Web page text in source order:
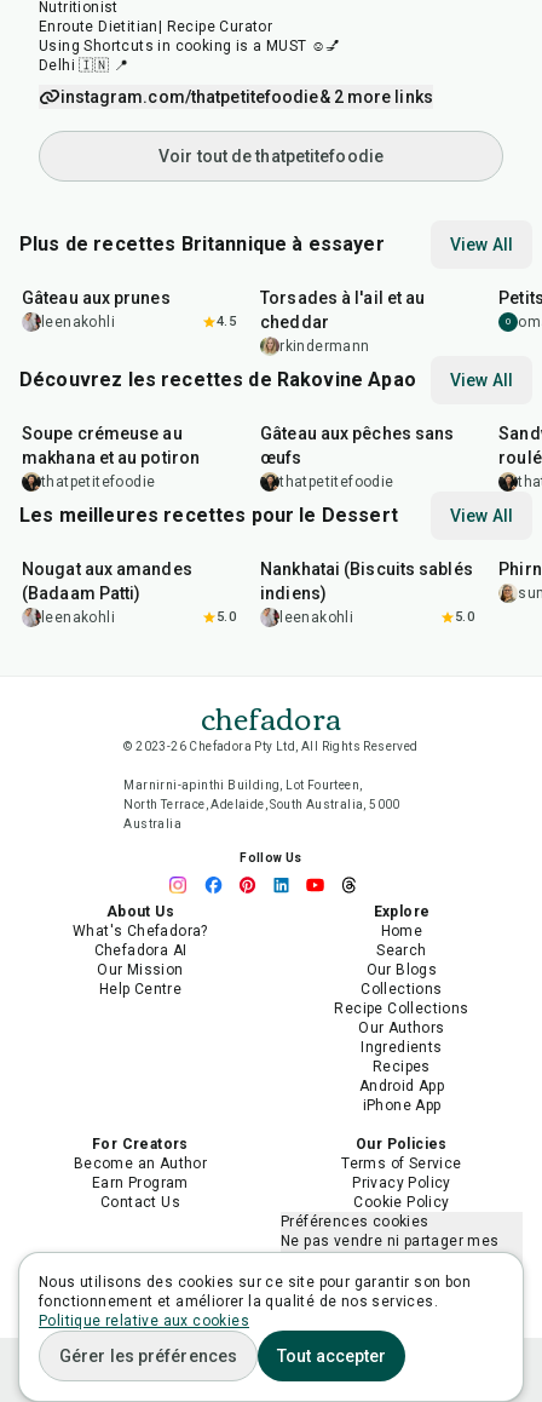
Nutritionist
Enroute Dietitian| Recipe Curator
Using Shortcuts in cooking is a MUST ☺️💅
Delhi 🇮🇳 📍
instagram.com/thatpetitefoodie& 2 more links
Voir tout de thatpetitefoodie
Plus de recettes Britannique à essayer View All
Gâteau aux prunes
leenakohli 4.5
Torsades à l'ail et au
cheddar
rkindermann
O
Découvrez les recettes de Rakovine Apao View All
Soupe crémeuse au
makhana et au potiron
thatpetitefoodie
Gâteau aux pêches sans
œufs
thatpetitefoodie
Les meilleures recettes pour le Dessert View All
Nougat aux amandes
(Badaam Patti)
leenakohli 5.0
Nankhatai (Biscuits sablés
indiens)
leenakohli 5.0
chefadora
© 2023-26 Chefadora Pty Ltd, All Rights Reserved
Marnirni-apinthi Building, Lot Fourteen,
North Terrace, Adelaide, South Australia, 5000
Australia
Follow Us
About Us
What's Chefadora?
Chefadora AI
Our Mission
Help Centre
Explore
Home
Search
Our Blogs
Collections
Recipe Collections
Our Authors
Ingredients
Recipes
Android App
iPhone App
For Creators
Become an Author
Earn Program
Contact Us
Our Policies
Terms of Service
Privacy Policy
Cookie Policy
Préférences cookies
Ne pas vendre ni partager mes
Limiter l'utilisation de mes
informations personnelles
Nous utilisons des cookies sur ce site pour garantir son bon
fonctionnement et améliorer la qualité de nos services.
Politique relative aux cookies
Gérer les préférences Tout accepter